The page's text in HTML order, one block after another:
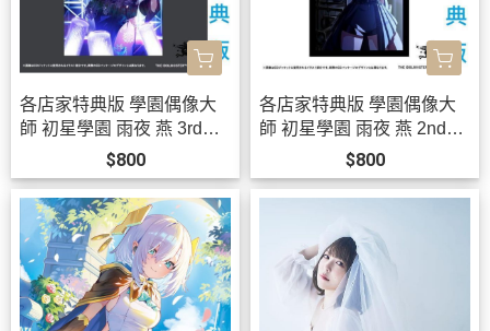
各店家特典版 學園偶像大
師 初星學園 雨夜 燕 3rd單
曲「クライアイ」*12/2發
售!
$800
各店家特典版 學園偶像大
師 初星學園 雨夜 燕 2nd單
曲「三分半の創世」*12/2
發售!
$800